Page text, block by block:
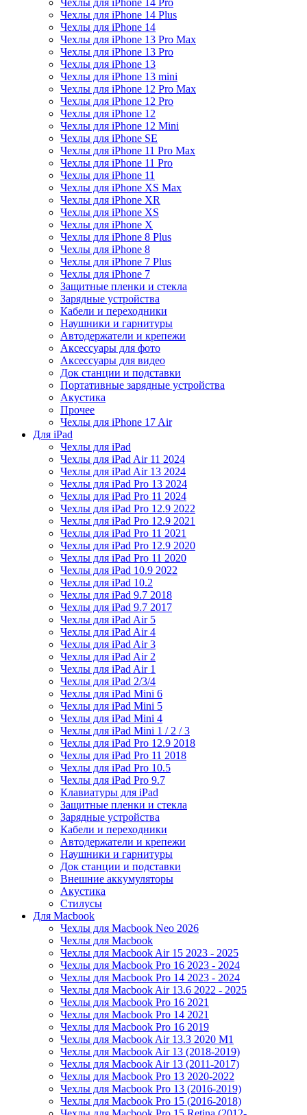
Чехлы для iPhone 14 Pro
Чехлы для iPhone 14 Plus
Чехлы для iPhone 14
Чехлы для iPhone 13 Pro Max
Чехлы для iPhone 13 Pro
Чехлы для iPhone 13
Чехлы для iPhone 13 mini
Чехлы для iPhone 12 Pro Max
Чехлы для iPhone 12 Pro
Чехлы для iPhone 12
Чехлы для iPhone 12 Mini
Чехлы для iPhone SE
Чехлы для iPhone 11 Pro Max
Чехлы для iPhone 11 Pro
Чехлы для iPhone 11
Чехлы для iPhone XS Max
Чехлы для iPhone XR
Чехлы для iPhone XS
Чехлы для iPhone X
Чехлы для iPhone 8 Plus
Чехлы для iPhone 8
Чехлы для iPhone 7 Plus
Чехлы для iPhone 7
Защитные пленки и стекла
Зарядные устройства
Кабели и переходники
Наушники и гарнитуры
Автодержатели и крепежи
Аксессуары для фото
Аксессуары для видео
Док станции и подставки
Портативные зарядные устройства
Акустика
Прочее
Чехлы для iPhone 17 Air
Для iPad
Чехлы для iPad
Чехлы для iPad Air 11 2024
Чехлы для iPad Air 13 2024
Чехлы для iPad Pro 13 2024
Чехлы для iPad Pro 11 2024
Чехлы для iPad Pro 12.9 2022
Чехлы для iPad Pro 12.9 2021
Чехлы для iPad Pro 11 2021
Чехлы для iPad Pro 12.9 2020
Чехлы для iPad Pro 11 2020
Чехлы для iPad 10.9 2022
Чехлы для iPad 10.2
Чехлы для iPad 9.7 2018
Чехлы для iPad 9.7 2017
Чехлы для iPad Air 5
Чехлы для iPad Air 4
Чехлы для iPad Air 3
Чехлы для iPad Air 2
Чехлы для iPad Air 1
Чехлы для iPad 2/3/4
Чехлы для iPad Mini 6
Чехлы для iPad Mini 5
Чехлы для iPad Mini 4
Чехлы для iPad Mini 1 / 2 / 3
Чехлы для iPad Pro 12.9 2018
Чехлы для iPad Pro 11 2018
Чехлы для iPad Pro 10.5
Чехлы для iPad Pro 9.7
Клавиатуры для iPad
Защитные пленки и стекла
Зарядные устройства
Кабели и переходники
Автодержатели и крепежи
Наушники и гарнитуры
Док станции и подставки
Внешние аккумуляторы
Акустика
Стилусы
Для Macbook
Чехлы для Macbook Neo 2026
Чехлы для Macbook
Чехлы для Macbook Air 15 2023 - 2025
Чехлы для Macbook Pro 16 2023 - 2024
Чехлы для Macbook Pro 14 2023 - 2024
Чехлы для Macbook Air 13.6 2022 - 2025
Чехлы для Macbook Pro 16 2021
Чехлы для Macbook Pro 14 2021
Чехлы для Macbook Pro 16 2019
Чехлы для Macbook Air 13.3 2020 M1
Чехлы для Macbook Air 13 (2018-2019)
Чехлы для Macbook Air 13 (2011-2017)
Чехлы для Macbook Pro 13 2020-2022
Чехлы для Macbook Pro 13 (2016-2019)
Чехлы для Macbook Pro 15 (2016-2018)